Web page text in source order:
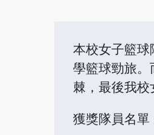
本校女子籃球
學籃球勁旅。
棘，最後我校
獲獎隊員名單